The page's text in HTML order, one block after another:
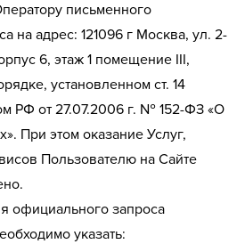
письменного
на адрес: 121096 г Москва, ул. 2-
6, этаж 1 помещение III,
установленном ст. 14
РФ от 27.07.2006 г. № 152-ФЗ «О
При этом оказание Услуг,
Пользователю на Сайте
официального запроса
указать: